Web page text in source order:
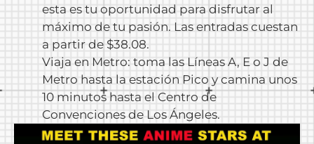
esta es tu oportunidad para disfrutar al
máximo de tu pasión. Las entradas cuestan
a partir de $38.08.
Viaja en Metro: toma las Líneas A, E o J de
Metro hasta la estación Pico y camina unos
10 minutos hasta el Centro de
Convenciones de Los Ángeles.